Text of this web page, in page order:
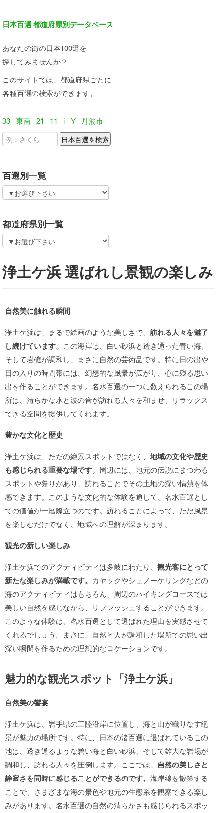
日本百選 都道府県別データベース
あなたの街の日本100選を
探してみませんか？
このサイトでは、都道府県ごとに
各種百選の検索ができます。
33 東南 21 11 i Y 丹波市
百選別一覧
都道府県別一覧
浄土ケ浜 選ばれし景観の楽しみ
自然美に触れる瞬間
浄土ケ浜は、まるで絵画のような美しさで、 訪れる人々を魅了
し続けています。 この海岸は、白い砂浜と透き通った青い海、
そして岩礁が調和し、まさに自然の芸術品です。特に日の出や
日の入りの時間帯には、幻想的な風景が広がり、心に残る思い
出を作ることができます。名水百選の一つに数えられるこの場
所は、清らかな水と波の音が訪れる人々を和ませ、リラックス
できる空間を提供してくれます。
豊かな文化と歴史
浄土ケ浜は、ただの絶景スポットではなく、 地域の文化や歴史
も感じられる重要な場です。 周辺には、地元の伝説にまつわる
スポットや祭りがあり、訪れることでその土地の深い情熱を体
感できます。このような文化的な体験を通して、名水百選とし
ての価値が一層際立つのです。訪れることによって、ただ風景
を楽しむだけでなく、地域への理解が深まります。
観光の新しい楽しみ
浄土ケ浜でのアクティビティは多岐にわたり、 観光客にとって
新たな楽しみが満載です。 カヤックやシュノーケリングなどの
海のアクティビティはもちろん、周辺のハイキングコースでは
美しい自然を感じながら、リフレッシュすることができます。
このような体験は、名水百選として選ばれた理由を実感させて
くれるでしょう。まさに、自然と人が調和した場所での思い出
深い瞬間を作るための理想的なロケーションです。
魅力的な観光スポット「浄土ケ浜」
自然美の饗宴
浄土ケ浜は、岩手県の三陸沿岸に位置し、海と山が織りなす絶
景が魅力の場所です。特に、日本の渚百選に選ばれているこの
地は、透き通るような碧い海と白い砂浜、そして雄大な岩場が
調和し、訪れる人々を圧倒します。ここでは、 自然の美しさと
静寂さを同時に感じることができるのです。 海岸線を散策する
ことで、さまざまな海の景色や地元の生態系を観察できる楽し
みがあります。名水百選の自然の清らかさも感じられるスポッ